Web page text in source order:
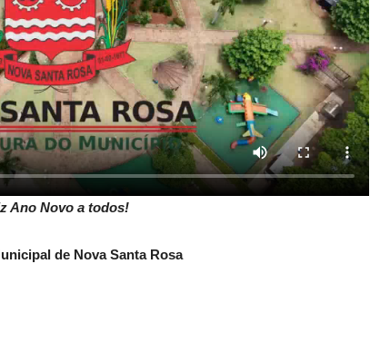
Ano Novo a todos!
de Nova Santa Rosa